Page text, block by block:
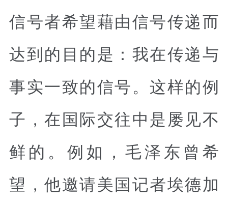
信号者希望藉由信号传递而
达到的目的是：我在传递与
事实一致的信号。这样的例
子，在国际交往中是屡见不
鲜的。例如，毛泽东曾希
望，他邀请美国记者埃德加